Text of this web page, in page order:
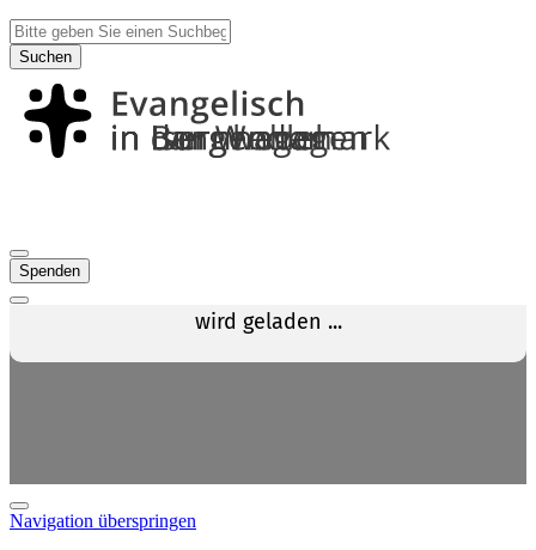
Suchen
Spenden
Navigation überspringen